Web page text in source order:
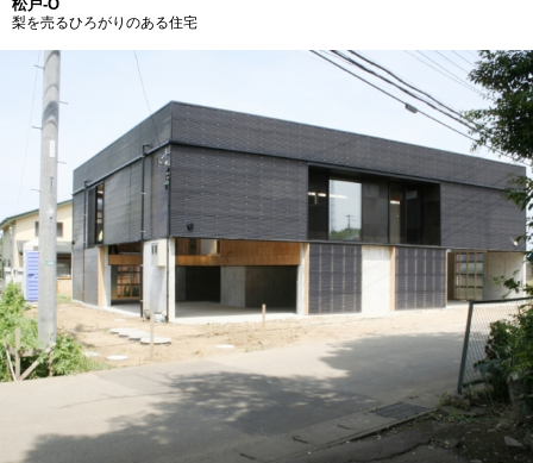
松戸-O
梨を売るひろがりのある住宅